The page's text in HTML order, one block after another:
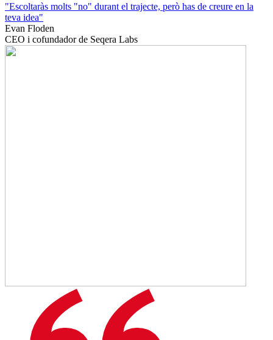
"Escoltaràs molts "no" durant el trajecte, però has de creure en la
teva idea"
Evan Floden
CEO i cofundador de Seqera Labs